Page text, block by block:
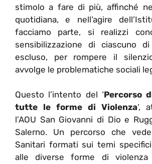
stimolo a fare di più, affinché
quotidiana, e nell’agire
facciamo parte, si realizzi
sensibilizzazione di ciascuno
escluso, per rompere il
avvolge le problematiche sociali
Questo l’intento del ‘Percorso
tutte le forme di Violenza‘,
l’AOU San Giovanni di Dio e
Salerno. Un percorso che
Sanitari formati sui temi
alle diverse forme di violenza